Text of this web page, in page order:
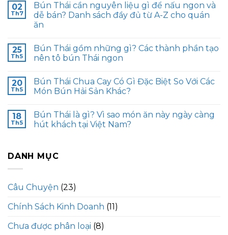
02
Th7
Bún Thái cần nguyên liệu gì để nấu ngon và
dễ bán? Danh sách đầy đủ từ A-Z cho quán
ăn
25
Th5
Bún Thái gồm những gì? Các thành phần tạo
nên tô bún Thái ngon
20
Th5
Bún Thái Chua Cay Có Gì Đặc Biệt So Với Các
Món Bún Hải Sản Khác?
18
Th5
Bún Thái là gì? Vì sao món ăn này ngày càng
hút khách tại Việt Nam?
DANH MỤC
Câu Chuyện (23)
Chính Sách Kinh Doanh (11)
Chưa được phân loại (8)